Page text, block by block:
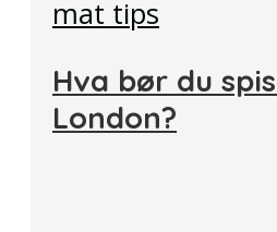
Hva bør du
London?